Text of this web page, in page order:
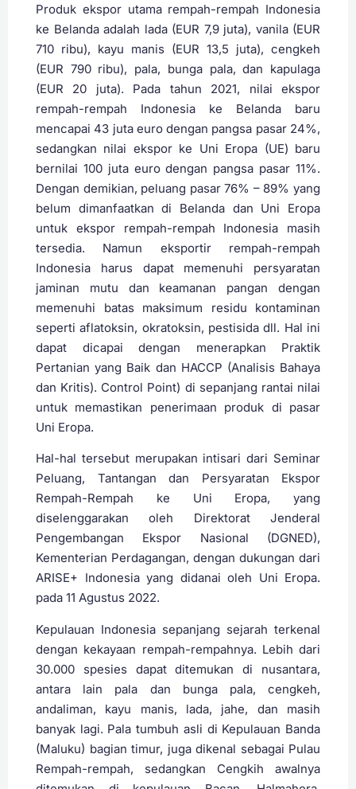
Produk ekspor utama rempah-rempah Indonesia
ke Belanda adalah lada (EUR 7,9 juta), vanila (EUR
710 ribu), kayu manis (EUR 13,5 juta), cengkeh
(EUR 790 ribu), pala, bunga pala, dan kapulaga
(EUR 20 juta). Pada tahun 2021, nilai ekspor
rempah-rempah Indonesia ke Belanda baru
mencapai 43 juta euro dengan pangsa pasar 24%,
sedangkan nilai ekspor ke Uni Eropa (UE) baru
bernilai 100 juta euro dengan pangsa pasar 11%.
Dengan demikian, peluang pasar 76% – 89% yang
belum dimanfaatkan di Belanda dan Uni Eropa
untuk ekspor rempah-rempah Indonesia masih
tersedia. Namun eksportir rempah-rempah
Indonesia harus dapat memenuhi persyaratan
jaminan mutu dan keamanan pangan dengan
memenuhi batas maksimum residu kontaminan
seperti aflatoksin, okratoksin, pestisida dll. Hal ini
dapat dicapai dengan menerapkan Praktik
Pertanian yang Baik dan HACCP (Analisis Bahaya
dan Kritis). Control Point) di sepanjang rantai nilai
untuk memastikan penerimaan produk di pasar
Uni Eropa.
Hal-hal tersebut merupakan intisari dari Seminar
Peluang, Tantangan dan Persyaratan Ekspor
Rempah-Rempah ke Uni Eropa, yang
diselenggarakan oleh Direktorat Jenderal
Pengembangan Ekspor Nasional (DGNED),
Kementerian Perdagangan, dengan dukungan dari
ARISE+ Indonesia yang didanai oleh Uni Eropa.
pada 11 Agustus 2022.
Kepulauan Indonesia sepanjang sejarah terkenal
dengan kekayaan rempah-rempahnya. Lebih dari
30.000 spesies dapat ditemukan di nusantara,
antara lain pala dan bunga pala, cengkeh,
andaliman, kayu manis, lada, jahe, dan masih
banyak lagi. Pala tumbuh asli di Kepulauan Banda
(Maluku) bagian timur, juga dikenal sebagai Pulau
Rempah-rempah, sedangkan Cengkih awalnya